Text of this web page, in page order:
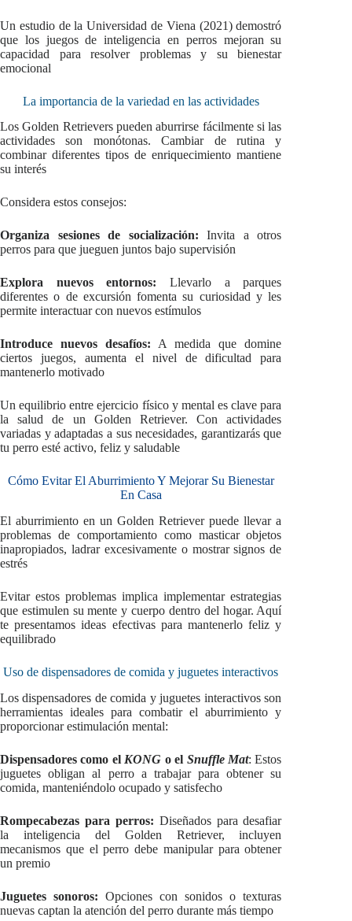
Un estudio de la Universidad de Viena (2021) demostró
que los juegos de inteligencia en perros mejoran su
capacidad para resolver problemas y su bienestar
emocional
La importancia de la variedad en las actividades
Los Golden Retrievers pueden aburrirse fácilmente si las
actividades son monótonas. Cambiar de rutina y
combinar diferentes tipos de enriquecimiento mantiene
su interés
Considera estos consejos:
Organiza sesiones de socialización: Invita a otros
perros para que jueguen juntos bajo supervisión
Explora nuevos entornos: Llevarlo a parques
diferentes o de excursión fomenta su curiosidad y les
permite interactuar con nuevos estímulos
Introduce nuevos desafíos: A medida que domine
ciertos juegos, aumenta el nivel de dificultad para
mantenerlo motivado
Un equilibrio entre ejercicio físico y mental es clave para
la salud de un Golden Retriever. Con actividades
variadas y adaptadas a sus necesidades, garantizarás que
tu perro esté activo, feliz y saludable
Cómo Evitar El Aburrimiento Y Mejorar Su Bienestar
En Casa
El aburrimiento en un Golden Retriever puede llevar a
problemas de comportamiento como masticar objetos
inapropiados, ladrar excesivamente o mostrar signos de
estrés
Evitar estos problemas implica implementar estrategias
que estimulen su mente y cuerpo dentro del hogar. Aquí
te presentamos ideas efectivas para mantenerlo feliz y
equilibrado
Uso de dispensadores de comida y juguetes interactivos
Los dispensadores de comida y juguetes interactivos son
herramientas ideales para combatir el aburrimiento y
proporcionar estimulación mental:
Dispensadores como el KONG o el Snuffle Mat: Estos
juguetes obligan al perro a trabajar para obtener su
comida, manteniéndolo ocupado y satisfecho
Rompecabezas para perros: Diseñados para desafiar
la inteligencia del Golden Retriever, incluyen
mecanismos que el perro debe manipular para obtener
un premio
Juguetes sonoros: Opciones con sonidos o texturas
nuevas captan la atención del perro durante más tiempo